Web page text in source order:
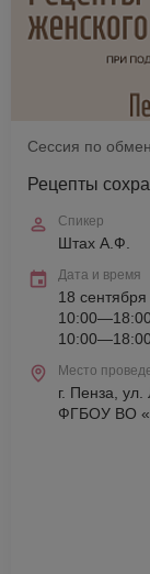
Рецепты
Спикер
Штах А.Ф.
Дата и время
18
Место
г. Пенза,
ФГБОУ ВО